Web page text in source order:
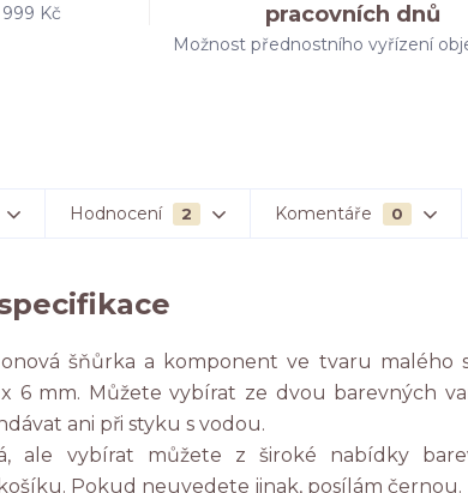
Kč
pracovních dnů
Možnost přednostního vyřízení
Hodnocení 2 Komentáře 0
šňůrka a komponent ve tvaru malého
x 6 mm. Můžete vybírat ze dvou barevných
ani při styku s vodou.
ale vybírat můžete z široké nabídky
Pokud neuvedete jinak, posílám černou.